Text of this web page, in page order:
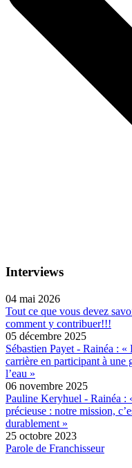
Interviews
04 mai 2026
Tout ce que vous devez
comment y contribuer!!!
05 décembre 2025
Sébastien Payet - Rainéa : «
carrière en participant à une
l’eau »
06 novembre 2025
Pauline Keryhuel - Rainéa :
précieuse : notre mission,
durablement »
25 octobre 2023
Parole de Franchisseur